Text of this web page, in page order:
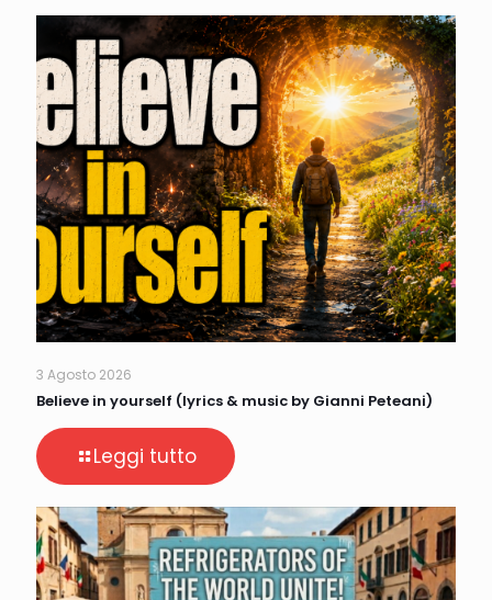
3 Agosto 2026
Believe in yourself (lyrics & music by Gianni Peteani)
Leggi tutto